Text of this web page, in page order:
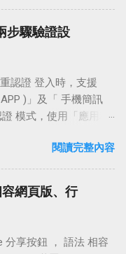
，尤其是電腦裝置常
觀察一下該如何設
察，頁面中提示需在
個「CNAME 記錄
到
話 ( * 網址列輸入
轉到
需設置四筆「 A 記
IP 位址。 「瀏覽器」
錄中，除了需要一筆
」的記錄，還需
的連線。 文章中使用
註解 ( Key comment )
私鑰 軟體檔案 軟體名
： PuTTY Download
公鑰和私鑰密鑰對，加
。例如：幫私鑰加入
是變更金鑰註解 ( Key
載 PuTTYgen 前往
」。 Step2 建立
對 點擊運行並打開
用鼠標在網頁上的任何
素並縮放顏色選擇
微調。 方便的複製查
適用於 Windows 主機
HEX，轉換 HEX 到
主機安裝版）。 保留
軟體資訊 軟體名稱：
體性質：Chrome 免費
檔案下載：
機安裝版官網鏈結 附
更您造訪過的網站上
步驟驗證設
認證 登入時，支援
)」及「 手機簡訊
模式，使用「應用程
入憑證，那手機 app 中
息，點擊批准後電腦
簡訊」的方式登入電
送 登入的憑證 代碼至
成登入的動作。
認證 登入，在設置時
閱讀完整內容
網頁版、行
分享按鈕 ， 語法 相容